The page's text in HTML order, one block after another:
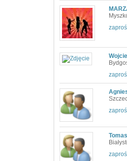
zaproś
zaproś
zaproś
zaproś